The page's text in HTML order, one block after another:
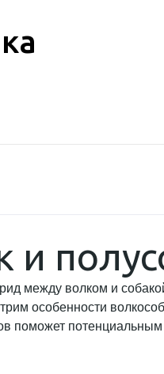
и
между волком и
особенности
поможет